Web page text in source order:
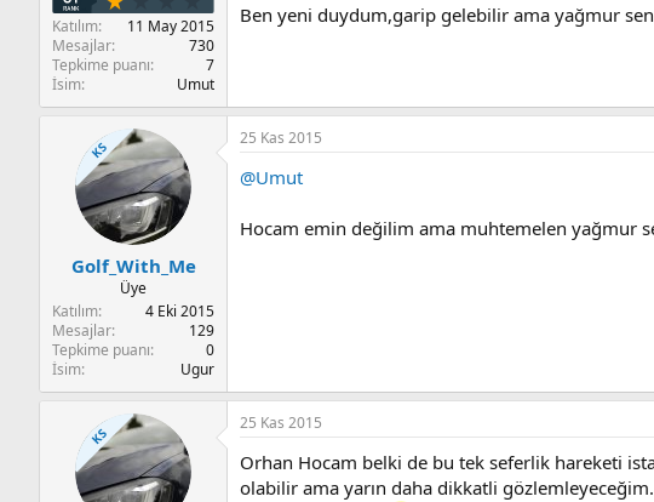
Katılım
11 May 2015
Mesajlar
730
Tepkime puanı
7
İsim
Umut
Ben yeni duydum,garip gelebilir ama yağmur
KS
Golf_With_Me
Üye
Katılım
4 Eki 2015
Mesajlar
129
Tepkime puanı
0
İsim
Ugur
25 Kas 2015
@Umut
Hocam emin değilim ama muhtemelen yağmur
KS
25 Kas 2015
Orhan Hocam belki de bu tek seferlik hareketi
olabilir ama yarın daha dikkatli